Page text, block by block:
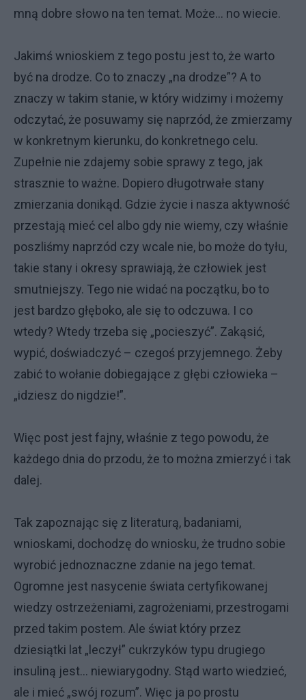
mną dobre słowo na ten temat. Może… no wiecie.
Jakimś wnioskiem z tego postu jest to, że warto
być na drodze. Co to znaczy „na drodze”? A to
znaczy w takim stanie, w który widzimy i możemy
odczytać, że posuwamy się naprzód, że zmierzamy
w konkretnym kierunku, do konkretnego celu.
Zupełnie nie zdajemy sobie sprawy z tego, jak
strasznie to ważne. Dopiero długotrwałe stany
zmierzania donikąd. Gdzie życie i nasza aktywność
przestają mieć cel albo gdy nie wiemy, czy właśnie
poszliśmy naprzód czy wcale nie, bo może do tyłu,
takie stany i okresy sprawiają, że człowiek jest
smutniejszy. Tego nie widać na początku, bo to
jest bardzo głęboko, ale się to odczuwa. I co
wtedy? Wtedy trzeba się „pocieszyć”. Zakąsić,
wypić, doświadczyć – czegoś przyjemnego. Żeby
zabić to wołanie dobiegające z głębi człowieka –
„idziesz do nigdzie!”.
Więc post jest fajny, właśnie z tego powodu, że
każdego dnia do przodu, że to można zmierzyć i tak
dalej.
Tak zapoznając się z literaturą, badaniami,
wnioskami, dochodzę do wniosku, że trudno sobie
wyrobić jednoznaczne zdanie na jego temat.
Ogromne jest nasycenie świata certyfikowanej
wiedzy ostrzeżeniami, zagrożeniami, przestrogami
przed takim postem. Ale świat który przez
dziesiątki lat „leczył” cukrzyków typu drugiego
insuliną jest… niewiarygodny. Stąd warto wiedzieć,
ale i mieć „swój rozum”. Więc ja po prostu